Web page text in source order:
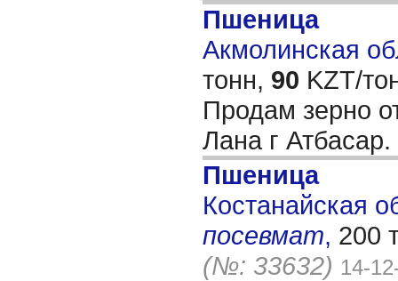
Пшеница
Акмолинская
тонн, 90 KZT/
Продам зерно
Лана г Атбасар.
Пшеница
Костанайская
посевмат, 200
(№: 33632) 14-